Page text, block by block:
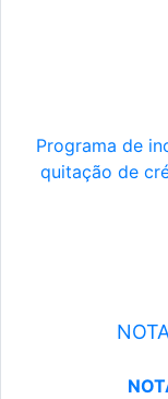
Programa de
quitação de